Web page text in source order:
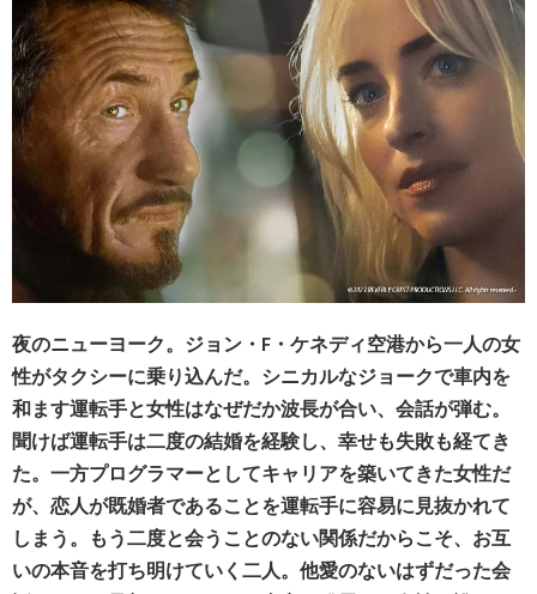
夜のニューヨーク。ジョン・F・ケネディ空港から一人の女
性がタクシーに乗り込んだ。シニカルなジョークで車内を
和ます運転手と女性はなぜだか波長が合い、会話が弾む。
聞けば運転手は二度の結婚を経験し、幸せも失敗も経てき
た。一方プログラマーとしてキャリアを築いてきた女性だ
が、恋人が既婚者であることを運転手に容易に見抜かれて
しまう。もう二度と会うことのない関係だからこそ、お互
いの本音を打ち明けていく二人。他愛のないはずだった会